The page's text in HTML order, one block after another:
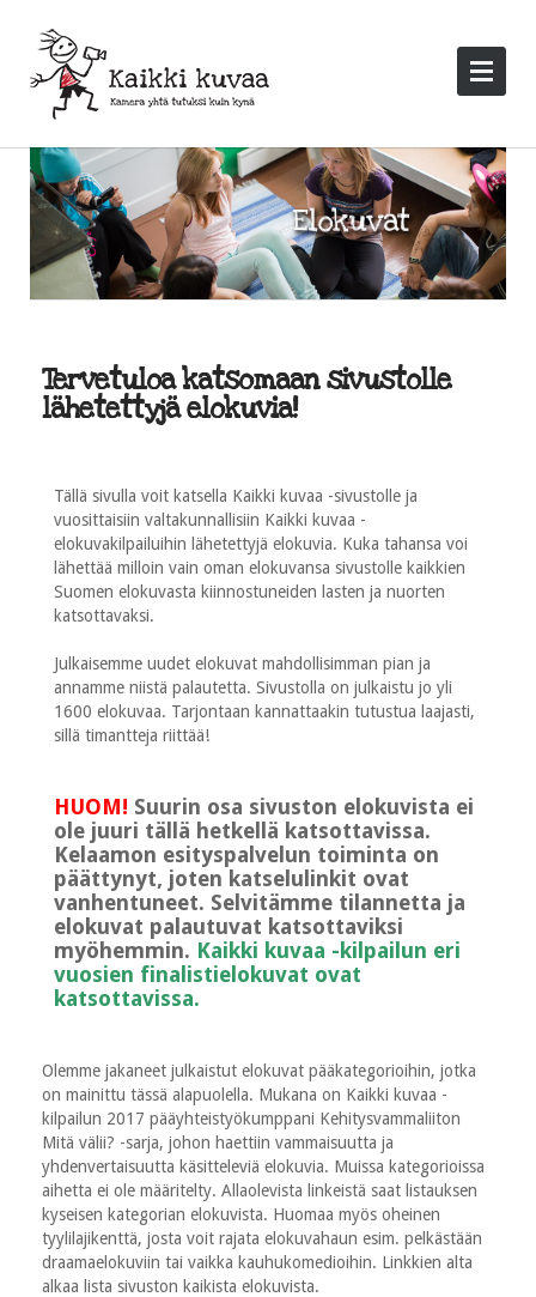
Tervetuloa katsomaan sivustolle
lähetettyjä elokuvia!
Tällä sivulla voit katsella Kaikki kuvaa -sivustolle ja
vuosittaisiin valtakunnallisiin Kaikki kuvaa -
elokuvakilpailuihin lähetettyjä elokuvia. Kuka tahansa voi
lähettää milloin vain oman elokuvansa sivustolle kaikkien
Suomen elokuvasta kiinnostuneiden lasten ja nuorten
katsottavaksi.
Julkaisemme uudet elokuvat mahdollisimman pian ja
annamme niistä palautetta. Sivustolla on julkaistu jo yli
1600 elokuvaa. Tarjontaan kannattaakin tutustua laajasti,
sillä timantteja riittää!
HUOM! Suurin osa sivuston elokuvista ei
ole juuri tällä hetkellä katsottavissa.
Kelaamon esityspalvelun toiminta on
päättynyt, joten katselulinkit ovat
vanhentuneet. Selvitämme tilannetta ja
elokuvat palautuvat katsottaviksi
myöhemmin. Kaikki kuvaa -kilpailun eri
vuosien finalistielokuvat ovat
katsottavissa.
Olemme jakaneet julkaistut elokuvat pääkategorioihin, jotka
on mainittu tässä alapuolella. Mukana on Kaikki kuvaa -
kilpailun 2017 pääyhteistyökumppani Kehitysvammaliiton
Mitä välii? -sarja, johon haettiin vammaisuutta ja
yhdenvertaisuutta käsitteleviä elokuvia. Muissa kategorioissa
aihetta ei ole määritelty. Allaolevista linkeistä saat listauksen
kyseisen kategorian elokuvista. Huomaa myös oheinen
tyylilajikenttä, josta voit rajata elokuvahaun esim. pelkästään
draamaelokuviin tai vaikka kauhukomedioihin. Linkkien alta
alkaa lista sivuston kaikista elokuvista.